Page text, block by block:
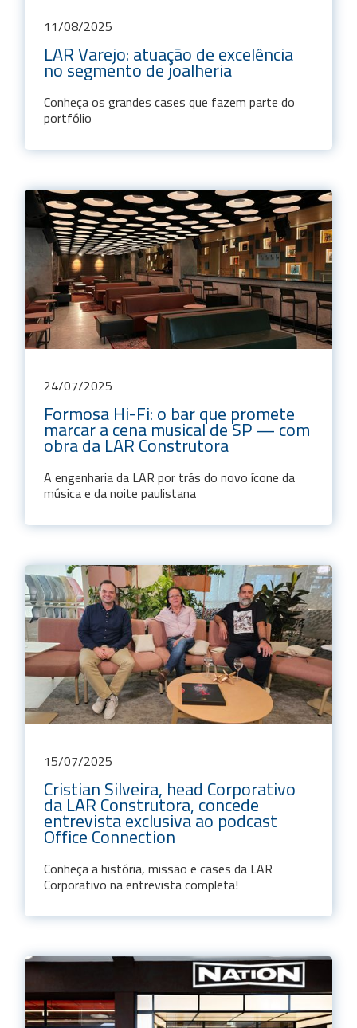
11/08/2025
LAR Varejo: atuação de excelência
no segmento de joalheria
Conheça os grandes cases que fazem parte do
portfólio
24/07/2025
Formosa Hi-Fi: o bar que promete
marcar a cena musical de SP — com
obra da LAR Construtora
A engenharia da LAR por trás do novo ícone da
música e da noite paulistana
15/07/2025
Cristian Silveira, head Corporativo
da LAR Construtora, concede
entrevista exclusiva ao podcast
Office Connection
Conheça a história, missão e cases da LAR
Corporativo na entrevista completa!